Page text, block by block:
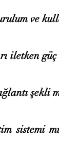
ve
iletken
şekli
sistemi